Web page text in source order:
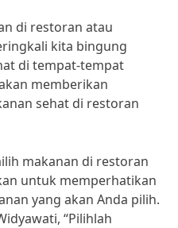
di restoran atau
kita bingung
di tempat-tempat
memberikan
sehat di restoran
makanan di restoran
untuk memperhatikan
yang akan Anda pilih.
“Pilihlah